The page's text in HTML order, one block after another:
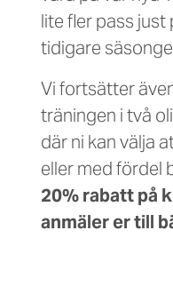
lite fler pass
tidigare
Vi fortsätter
träningen i två
där ni kan välja
eller med fördel
20% rabatt på
anmäler er till